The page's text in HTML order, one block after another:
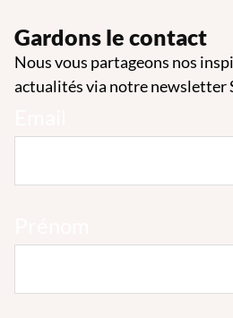
Gardons le contact
Nous vous partageons nos
actualités via notre newsletter